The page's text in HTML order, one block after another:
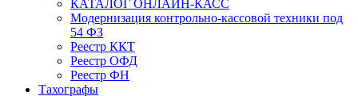
КАТАЛОГ ОНЛАЙН-КАСС
Модернизация контрольно-кассовой техники под
54 ФЗ
Реестр ККТ
Реестр ОФД
Реестр ФН
Тахографы